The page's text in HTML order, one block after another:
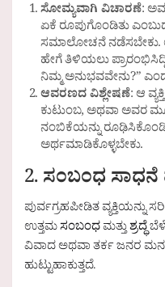
ಸೋಮ್ಯವಾಗಿ ವಿಚಾರಣೆ:
ಏಕೆ ರೂಪುಗೊಂಡಿತು
ಸಮಾಲೋಚನೆ ನಡೆಸಬೇಕು.
ಹೇಗೆ ತಿಳಿಯಲು
ನಿಮ್ಮ ಅನುಭವವೇನು?”
ಆವರಣದ ವಿಶ್ಲೇಷಣೆ: ಆ
ಕುಟುಂಬ, ಅಥವಾ ಅವರ
ನಂಬಿಕೆಯನ್ನು
ಅರ್ಥಮಾಡಿಕೊಳ್ಳಬೇಕು.
2.ಸಂಬಂಧ ಸಾಧನೆ
ಪುರ್ವಗ್ರಹಪೀಡಿತ
ಉತ್ತಮಸಂಬಂಧಮತ್ತುಶ್ರದ್ಧೆ
ವಿವಾದ ಅಥವಾ ತರ್ಕ ಜನರ
ಹುಟ್ಟುಹಾಕುತ್ತದೆ.